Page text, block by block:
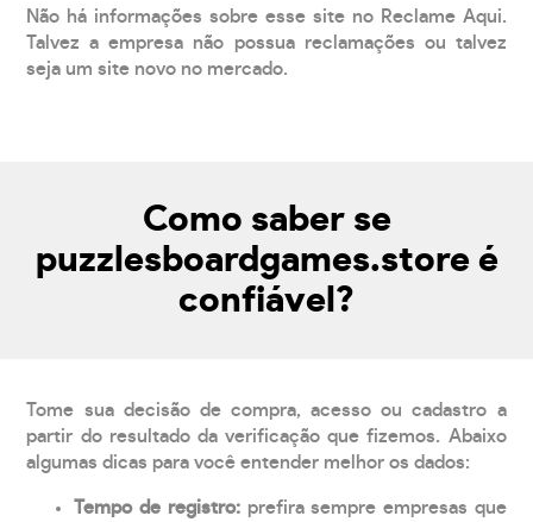
Não há informações sobre esse site no Reclame Aqui.
Talvez a empresa não possua reclamações ou talvez
seja um site novo no mercado.
Como saber se
puzzlesboardgames.store é
confiável?
Tome sua decisão de compra, acesso ou cadastro a
partir do resultado da verificação que fizemos. Abaixo
algumas dicas para você entender melhor os dados:
Tempo de registro: prefira sempre empresas que